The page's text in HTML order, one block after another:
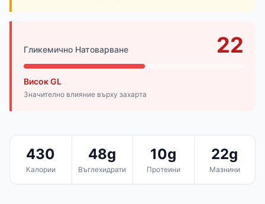
Гликемично Натоварване 22
Висок GL
Значително влияние върху захарта
430
Калории
48g
Въглехидрати
10g
Протеини
22g
Мазнини